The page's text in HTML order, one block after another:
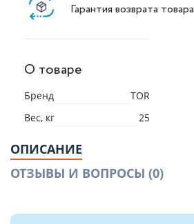
Гарантия возврата товара
О товаре
Бренд
TOR
Вес, кг
25
ОПИСАНИЕ
ОТЗЫВЫ И ВОПРОСЫ (0)